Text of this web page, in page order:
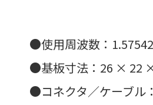
●使用周波数：
●基板寸法：26 × 22
●コネクタ／ケーブル